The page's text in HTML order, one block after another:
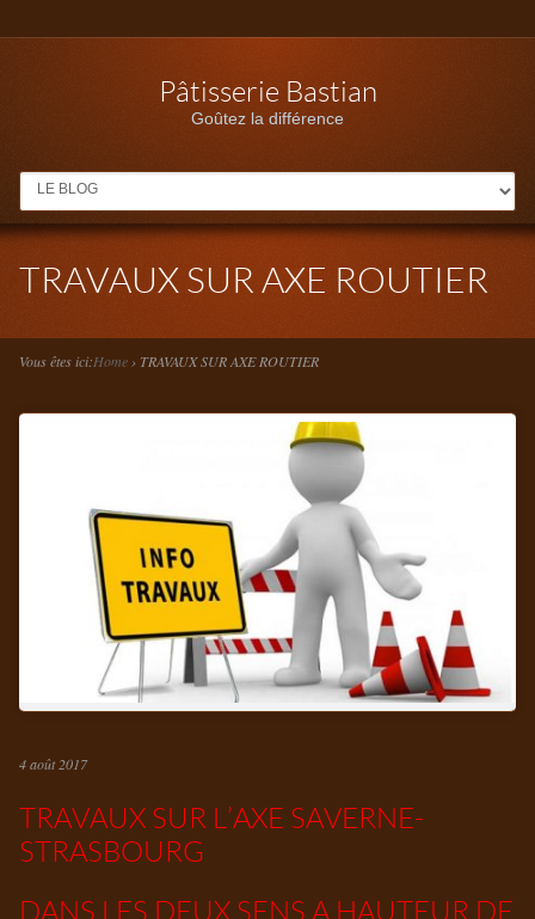
Pâtisserie Bastian
Goûtez la différence
MENU
TRAVAUX SUR AXE ROUTIER
Vous êtes ici:Home› TRAVAUX SUR AXE ROUTIER
4 août 2017
TRAVAUX SUR L’AXE SAVERNE-
STRASBOURG
DANS LES DEUX SENS A HAUTEUR DE